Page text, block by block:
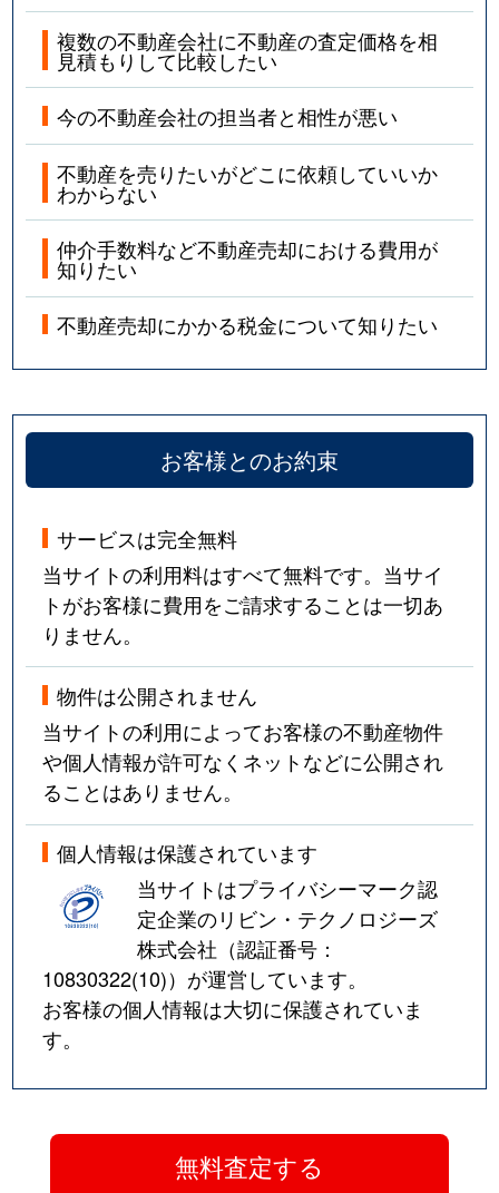
複数の不動産会社に不動産の査定価格を相
見積もりして比較したい
今の不動産会社の担当者と相性が悪い
不動産を売りたいがどこに依頼していいか
わからない
仲介手数料など不動産売却における費用が
知りたい
不動産売却にかかる税金について知りたい
お客様とのお約束
サービスは完全無料
当サイトの利用料はすべて無料です。当サイ
トがお客様に費用をご請求することは一切あ
りません。
物件は公開されません
当サイトの利用によってお客様の不動産物件
や個人情報が許可なくネットなどに公開され
ることはありません。
個人情報は保護されています
当サイトはプライバシーマーク認
定企業のリビン・テクノロジーズ
株式会社（認証番号：
10830322(10)）が運営しています。
お客様の個人情報は大切に保護されていま
す。